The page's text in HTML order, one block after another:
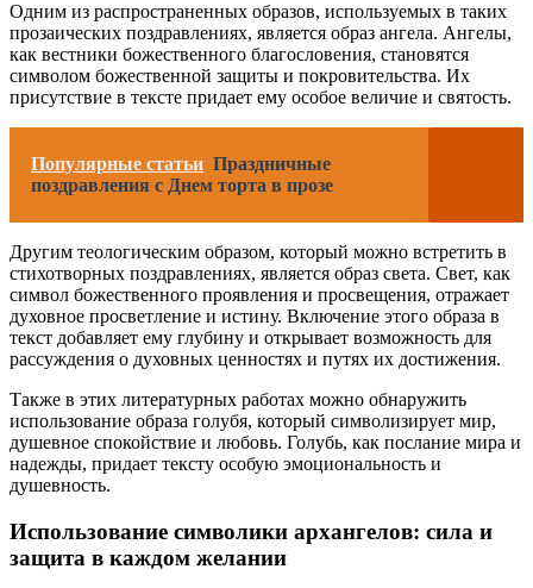
Одним из распространенных образов, используемых в таких
прозаических поздравлениях, является образ ангела. Ангелы,
как вестники божественного благословения, становятся
символом божественной защиты и покровительства. Их
присутствие в тексте придает ему особое величие и святость.
Популярные статьи Праздничные
поздравления с Днем торта в прозе
Другим теологическим образом, который можно встретить в
стихотворных поздравлениях, является образ света. Свет, как
символ божественного проявления и просвещения, отражает
духовное просветление и истину. Включение этого образа в
текст добавляет ему глубину и открывает возможность для
рассуждения о духовных ценностях и путях их достижения.
Также в этих литературных работах можно обнаружить
использование образа голубя, который символизирует мир,
душевное спокойствие и любовь. Голубь, как послание мира и
надежды, придает тексту особую эмоциональность и
душевность.
Использование символики архангелов: сила и
защита в каждом желании